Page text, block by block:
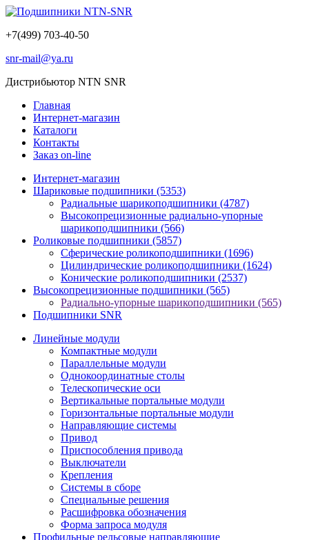
+7(499) 703-40-50
snr-mail@ya.ru
Дистрибьютор NTN SNR
Главная
Интернет-магазин
Каталоги
Контакты
Заказ on-line
Интернет-магазин
Шариковые подшипники (5353)
Радиальные шарикоподшипники (4787)
Высокопрецизионные радиально-упорные
шарикоподшипники (566)
Роликовые подшипники (5857)
Сферические роликоподшипники (1696)
Цилиндрические роликоподшипники (1624)
Конические роликоподшипники (2537)
Высокопрецизионные подшипники (565)
Радиально-упорные шарикоподшипники (565)
Подшипники SNR
Линейные модули
Компактные модули
Параллельные модули
Однокоординатные столы
Телескопические оси
Вертикальные портальные модули
Горизонтальные портальные модули
Направляющие системы
Привод
Приспособления привода
Выключатели
Крепления
Системы в сборе
Специальные решения
Расшифровка обозначения
Форма запроса модуля
Профильные рельсовые направляющие